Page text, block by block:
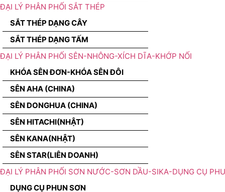
ĐẠI LÝ PHÂN PHỐI SẮT THÉP
SẮT THÉP DẠNG CÂY
SẮT THÉP DẠNG TẤM
ĐẠI LÝ PHÂN PHỐI SÊN-NHÔNG-XÍCH DĨA-KHỚP NỐI
KHÓA SÊN ĐƠN-KHÓA SÊN ĐÔI
SÊN AHA (CHINA)
SÊN DONGHUA (CHINA)
SÊN HITACHI(NHẬT)
SÊN KANA(NHẬT)
SÊN STAR(LIÊN DOANH)
ĐẠI LÝ PHÂN PHỐI SƠN NƯỚC-SƠN DẦU-SIKA-DỤNG CỤ
DỤNG CỤ PHUN SƠN